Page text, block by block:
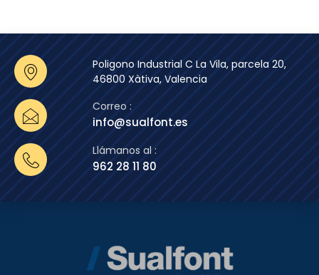
Poligono Industrial C La Vila, parcela 20,
46800 Xàtiva, Valencia
Correo :
info@sualfont.es
Llámanos al :
962 28 11 80